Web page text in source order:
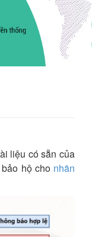
liệu có sẵn của
hộ cho nhãn